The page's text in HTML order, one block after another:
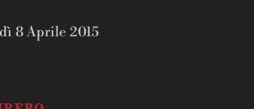
8 Aprile 2015